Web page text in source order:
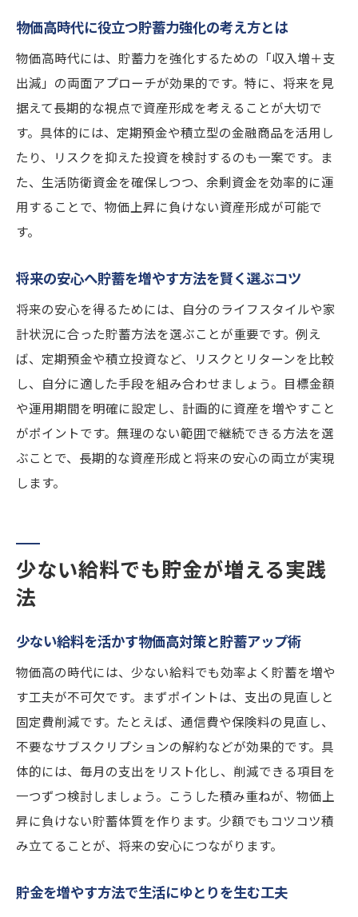
物価高対策に有効な堅実なお金の増やし方
コツコツ続けるお金を増やす方法の選択基
準
将来を見据えた堅実な資産形成のポイント
物価高時代の安定した貯金増加術を解説
元本重視で増やす貯蓄方法の最新トレンド
投資初心者でも始めやすい貯金増加術
少額から始めるお金を増やす方法のコツ
初心者でも安心できる資産形成の工夫
投資と貯蓄を両立する方法で将来を守る
ほったらかしでお金を増やす習慣の作り方
ほったらかし投資で物価高対策を実現する
方法
化
ント
無理せずお金を増やす方法で生活に余裕を
今すぐ実践できる貯蓄アップの秘訣を紹介
今すぐ始められる物価高対策と貯金増加テ
クニック
貯蓄を増やす方法で将来の安心を手に入れ
る考え方
すぐ実践できるお金を増やす方法のチェッ
物価高時代に必要な家計見直しと実践ポイ
物価高時代に役立つ貯蓄力強化の考え方とは
物価高時代には、貯蓄力を強化するための「収入増＋支
出減」の両面アプローチが効果的です。特に、将来を見
据えて長期的な視点で資産形成を考えることが大切で
す。具体的には、定期預金や積立型の金融商品を活用し
たり、リスクを抑えた投資を検討するのも一案です。ま
た、生活防衛資金を確保しつつ、余剰資金を効率的に運
用することで、物価上昇に負けない資産形成が可能で
す。
将来の安心へ貯蓄を増やす方法を賢く選ぶコツ
将来の安心を得るためには、自分のライフスタイルや家
計状況に合った貯蓄方法を選ぶことが重要です。例え
ば、定期預金や積立投資など、リスクとリターンを比較
し、自分に適した手段を組み合わせましょう。目標金額
や運用期間を明確に設定し、計画的に資産を増やすこと
がポイントです。無理のない範囲で継続できる方法を選
ぶことで、長期的な資産形成と将来の安心の両立が実現
します。
少ない給料でも貯金が増える実践
法
少ない給料を活かす物価高対策と貯蓄アップ術
物価高の時代には、少ない給料でも効率よく貯蓄を増や
す工夫が不可欠です。まずポイントは、支出の見直しと
固定費削減です。たとえば、通信費や保険料の見直し、
不要なサブスクリプションの解約などが効果的です。具
体的には、毎月の支出をリスト化し、削減できる項目を
一つずつ検討しましょう。こうした積み重ねが、物価上
昇に負けない貯蓄体質を作ります。少額でもコツコツ積
み立てることが、将来の安心につながります。
貯金を増やす方法で生活にゆとりを生む工夫